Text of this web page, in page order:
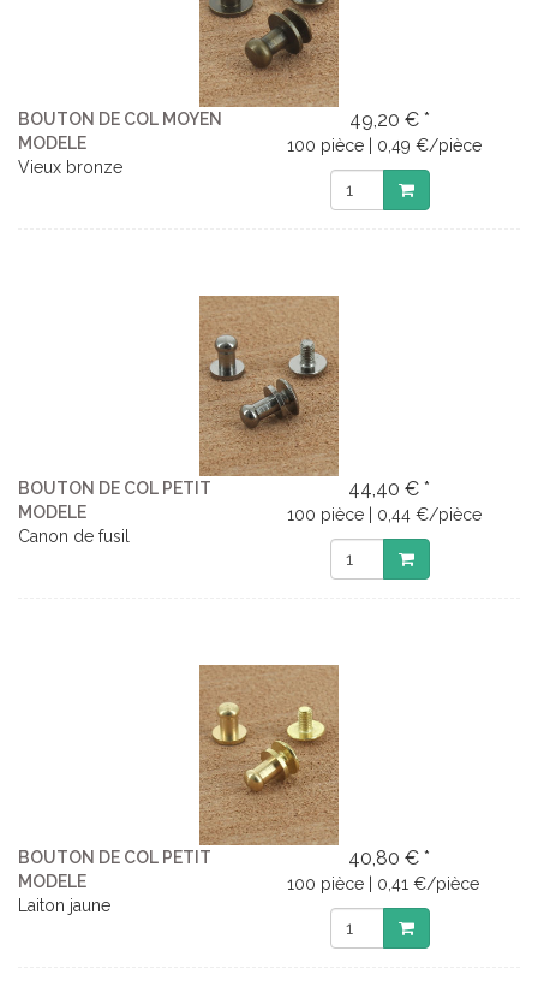
BOUTON DE COL MOYEN
MODELE
Vieux bronze
49,20 € *
100 pièce | 0,49 €/pièce
BOUTON DE COL PETIT
MODELE
Canon de fusil
44,40 € *
100 pièce | 0,44 €/pièce
BOUTON DE COL PETIT
MODELE
Laiton jaune
40,80 € *
100 pièce | 0,41 €/pièce